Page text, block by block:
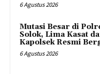
6 Agustus 2026
Mutasi Besar di
Solok, Lima Kasat
Kapolsek Resmi
6 Agustus 2026